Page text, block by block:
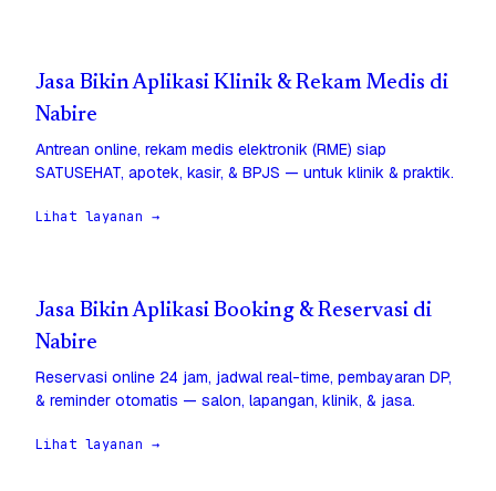
Jasa Bikin Aplikasi Klinik & Rekam Medis di
Nabire
Antrean online, rekam medis elektronik (RME) siap
SATUSEHAT, apotek, kasir, & BPJS — untuk klinik & praktik.
Lihat layanan →
Jasa Bikin Aplikasi Booking & Reservasi di
Nabire
Reservasi online 24 jam, jadwal real-time, pembayaran DP,
& reminder otomatis — salon, lapangan, klinik, & jasa.
Lihat layanan →